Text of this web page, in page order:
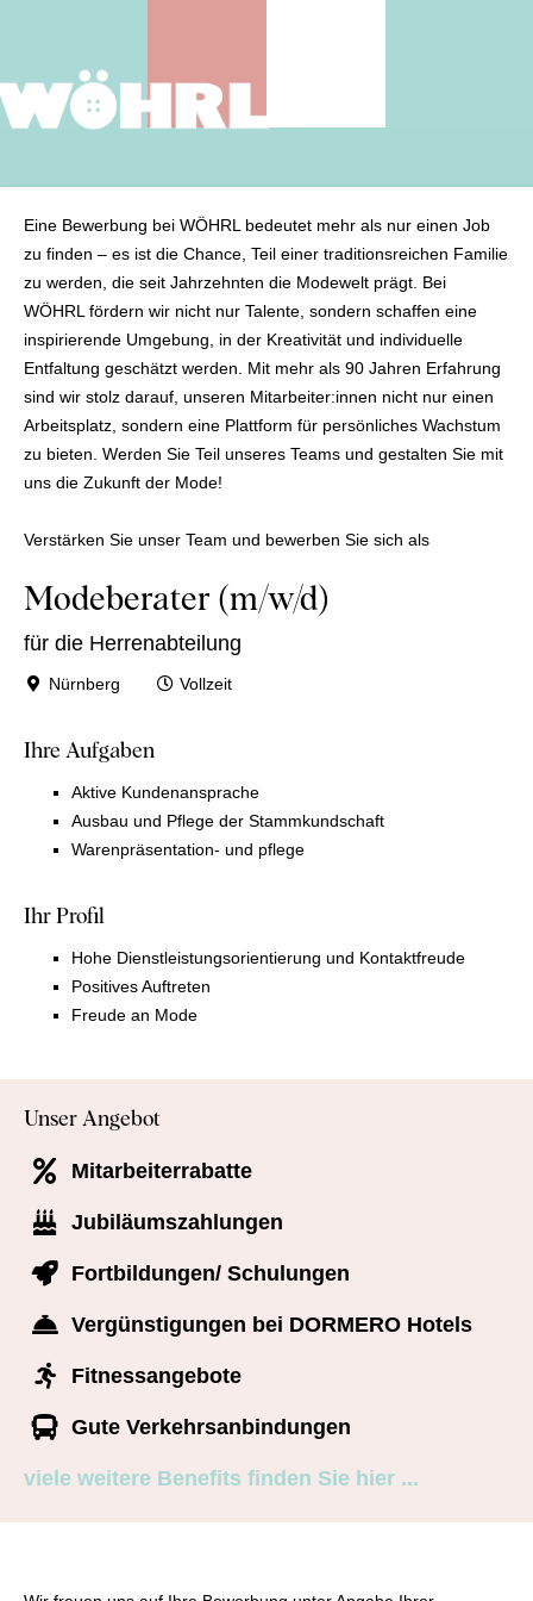
Modeberater (m/w/d)
für die Herrenabteilung
Nürnberg Vollzeit
Eine Bewerbung bei WÖHRL bedeutet mehr als nur einen Job
zu finden – es ist die Chance, Teil einer traditionsreichen Familie
zu werden, die seit Jahrzehnten die Modewelt prägt. Bei
WÖHRL fördern wir nicht nur Talente, sondern schaffen eine
inspirierende Umgebung, in der Kreativität und individuelle
Entfaltung geschätzt werden. Mit mehr als 90 Jahren Erfahrung
sind wir stolz darauf, unseren Mitarbeiter:innen nicht nur einen
Arbeitsplatz, sondern eine Plattform für persönliches Wachstum
zu bieten. Werden Sie Teil unseres Teams und gestalten Sie mit
uns die Zukunft der Mode!
Verstärken Sie unser Team und bewerben Sie sich als
Ihre Aufgaben
Aktive Kundenansprache
Ausbau und Pflege der Stammkundschaft
Warenpräsentation- und pflege
Ihr Profil
Hohe Dienstleistungsorientierung und Kontaktfreude
Positives Auftreten
Freude an Mode
Unser Angebot
Mitarbeiterrabatte
Jubiläumszahlungen
Fortbildungen/ Schulungen
Vergünstigungen bei DORMERO Hotels
Fitnessangebote
Gute Verkehrsanbindungen
viele weitere Benefits finden Sie hier ...